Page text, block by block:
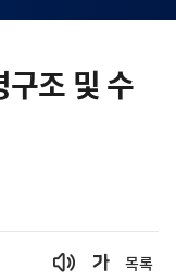
구조 및 수
목록